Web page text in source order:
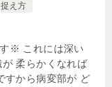
え方
※ これには深い
柔らかくなれば
すから病変部が ど